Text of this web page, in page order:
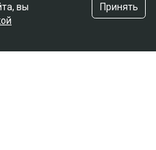
вы
Принять